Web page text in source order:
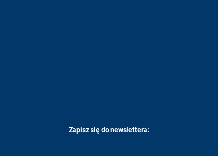
Zapisz się do newslettera: